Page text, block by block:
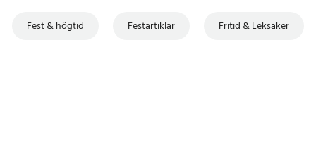
Fest & högtid Festartiklar Fritid & Leksaker